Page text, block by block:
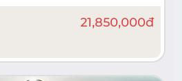
21,850,000đ